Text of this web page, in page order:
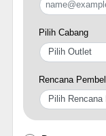
Pilih Cabang
Rencana